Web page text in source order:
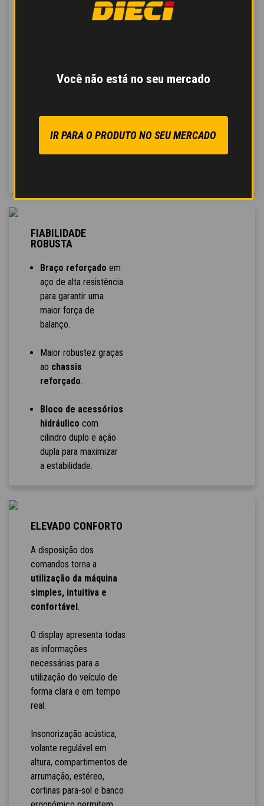
Você não está no seu mercado
IR PARA O PRODUTO NO SEU MERCADO
que mede os
Os distribuidores
simultâneos e uma
maior resposta aos
FIABILIDADE
ROBUSTA
Braço reforçado em
aço de alta resistência
para garantir uma
maior força de
balanço.
Maior robustez graças
ao chassis
reforçado.
Bloco de acessórios
hidráulico com
cilindro duplo e ação
dupla para maximizar
a estabilidade.
ELEVADO CONFORTO
A disposição dos
comandos torna a
utilização da máquina
simples, intuitiva e
confortável .
O display apresenta todas
as informações
necessárias para a
utilização do veículo de
forma clara e em tempo
real.
Insonorização acústica,
volante regulável em
altura, compartimentos de
arrumação, estéreo,
cortinas para-sol e banco